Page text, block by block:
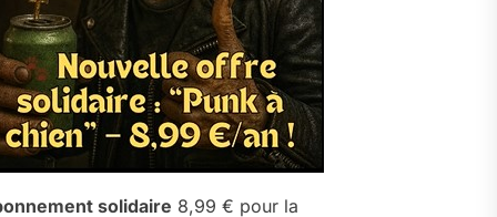
solidaire 8,99 € pour la